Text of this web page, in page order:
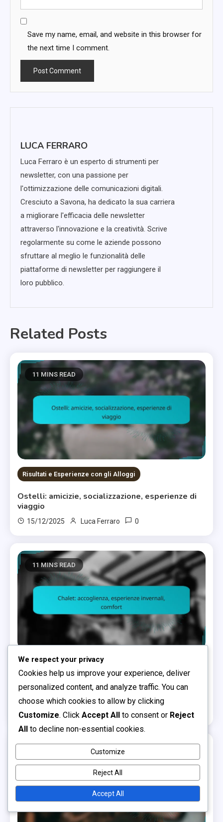
Save my name, email, and website in this browser for
the next time I comment.
LUCA FERRARO
Luca Ferraro è un esperto di strumenti per
newsletter, con una passione per
l'ottimizzazione delle comunicazioni digitali.
Cresciuto a Savona, ha dedicato la sua carriera
a migliorare l'efficacia delle newsletter
attraverso l'innovazione e la creatività. Scrive
regolarmente su come le aziende possono
sfruttare al meglio le funzionalità delle
piattaforme di newsletter per raggiungere il
loro pubblico.
Related Posts
11 MINS READ
Risultati e Esperienze con gli Alloggi
Ostelli: amicizie, socializzazione, esperienze di
viaggio
15/12/2025 Luca Ferraro 0
11 MINS READ
Risultati e Esperienze con gli Alloggi
Chalet: accoglienza, esperienze invernali,
comfort
08/12/2025 Luca Ferraro 0
We respect your privacy
Cookies help us improve your experience, deliver
personalized content, and analyze traffic. You can
choose which cookies to allow by clicking
Customize. Click Accept All to consent or Reject
All to decline non-essential cookies.
Customize
Reject All
Accept All